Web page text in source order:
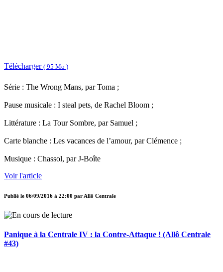
Télécharger ( 95 Mo )
Série : The Wrong Mans, par Toma ;
Pause musicale : I steal pets, de Rachel Bloom ;
Littérature : La Tour Sombre, par Samuel ;
Carte blanche : Les vacances de l’amour, par Clémence ;
Musique : Chassol, par J-Boîte
Voir l'article
Publié le 06/09/2016 à 22:00 par Allô Centrale
Panique à la Centrale IV : la Contre-Attaque ! (Allô Centrale
#43)